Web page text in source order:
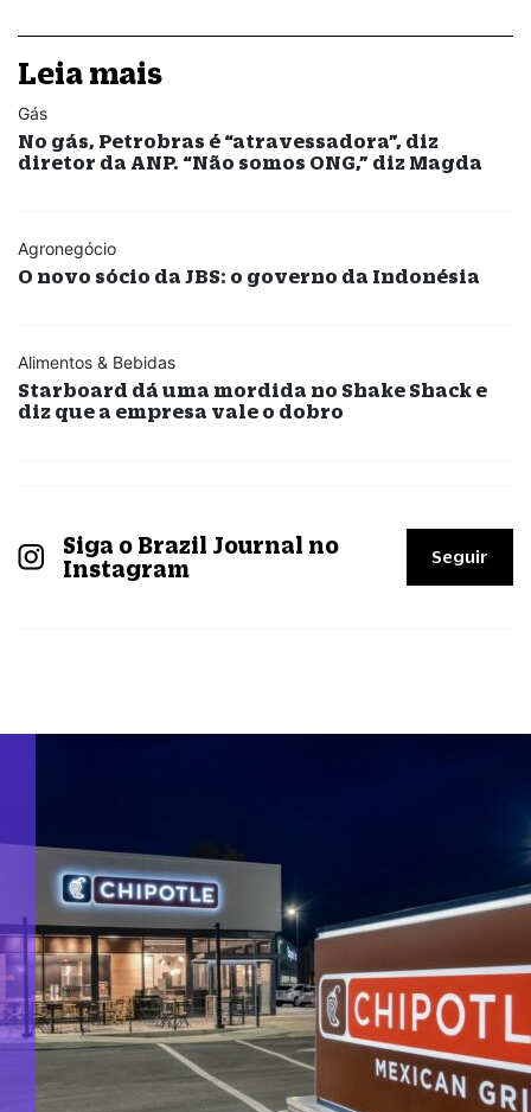
Leia mais
Gás
No gás, Petrobras é “atravessadora”, diz
diretor da ANP. “Não somos ONG,” diz Magda
Agronegócio
O novo sócio da JBS: o governo da Indonésia
Alimentos & Bebidas
Starboard dá uma mordida no Shake Shack e
diz que a empresa vale o dobro
Siga o Brazil Journal no
Instagram
Seguir